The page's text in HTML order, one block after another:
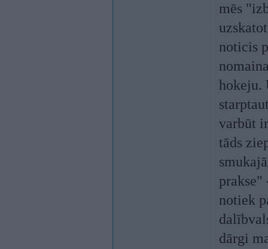
mēs
noticis
hokeju.
varbūt
tāds
prakse"
notiek
dārgi